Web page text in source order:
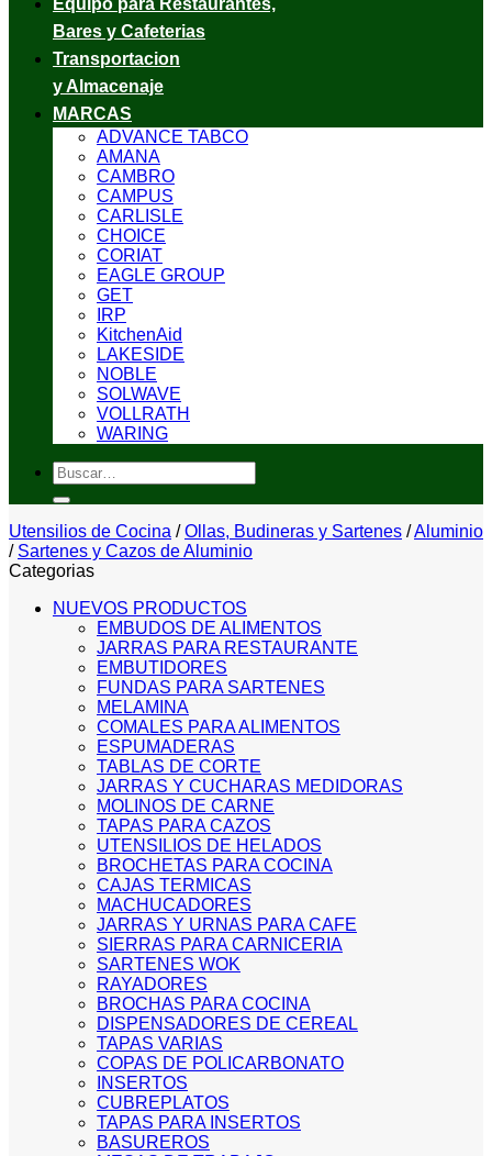
Equipo para Restaurantes,
Bares y Cafeterias
Transportacion
y Almacenaje
MARCAS
ADVANCE TABCO
AMANA
CAMBRO
CAMPUS
CARLISLE
CHOICE
CORIAT
EAGLE GROUP
GET
IRP
KitchenAid
LAKESIDE
NOBLE
SOLWAVE
VOLLRATH
WARING
Buscar
por:
Utensilios de Cocina / Ollas, Budineras y Sartenes /Aluminio
/ Sartenes y Cazos de Aluminio
Categorias
NUEVOS PRODUCTOS
EMBUDOS DE ALIMENTOS
JARRAS PARA RESTAURANTE
EMBUTIDORES
FUNDAS PARA SARTENES
MELAMINA
COMALES PARA ALIMENTOS
ESPUMADERAS
TABLAS DE CORTE
JARRAS Y CUCHARAS MEDIDORAS
MOLINOS DE CARNE
TAPAS PARA CAZOS
UTENSILIOS DE HELADOS
BROCHETAS PARA COCINA
CAJAS TERMICAS
MACHUCADORES
JARRAS Y URNAS PARA CAFE
SIERRAS PARA CARNICERIA
SARTENES WOK
RAYADORES
BROCHAS PARA COCINA
DISPENSADORES DE CEREAL
TAPAS VARIAS
COPAS DE POLICARBONATO
INSERTOS
CUBREPLATOS
TAPAS PARA INSERTOS
BASUREROS